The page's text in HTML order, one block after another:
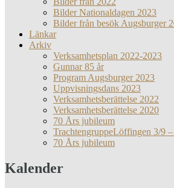
Bilder Nationaldagen 2023
Bilder från besök Augsburger
Länkar
Arkiv
Verksamhetsplan 2022-2023
Gunnar 85 år
Program Augsburger 2023
Uppvisningsdans 2023
Verksamhetsberättelse 2022
Verksamhetsberättelse 2020
70 Års jubileum
TrachtengruppeLöffingen 3/9
70 Års jubileum
Kalender